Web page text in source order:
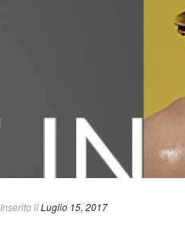
Inserito ilLuglio 15, 2017